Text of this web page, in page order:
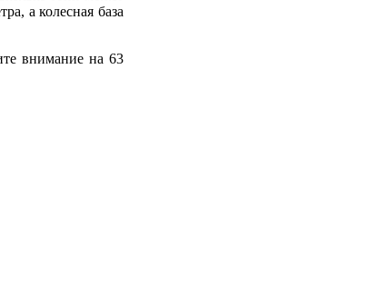
а колесная база
внимание на 63